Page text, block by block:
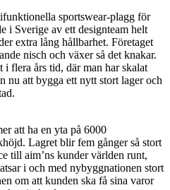
sportswear-plagg för
i Sverige av ett designteam helt
extra lång hållbarhet. Företaget
nisch och växer så det knakar.
flera års tid, där man har skalat
nu att bygga ett nytt stort lager och
att ha en yta på 6000
Lagret blir fem gånger så stort
till aim’ns kunder världen runt,
i och med nybyggnationen stort
om att kunden ska få sina varor